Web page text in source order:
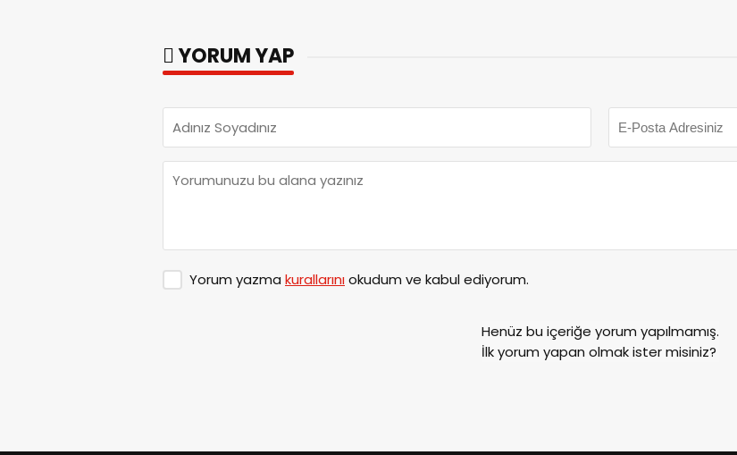
YORUM YAP
Yorum yazma kurallarınıokudum ve kabul ediyorum.
Henüz bu içeriğe yorum yapılmamış.
İlk yorum yapan olmak ister misiniz?